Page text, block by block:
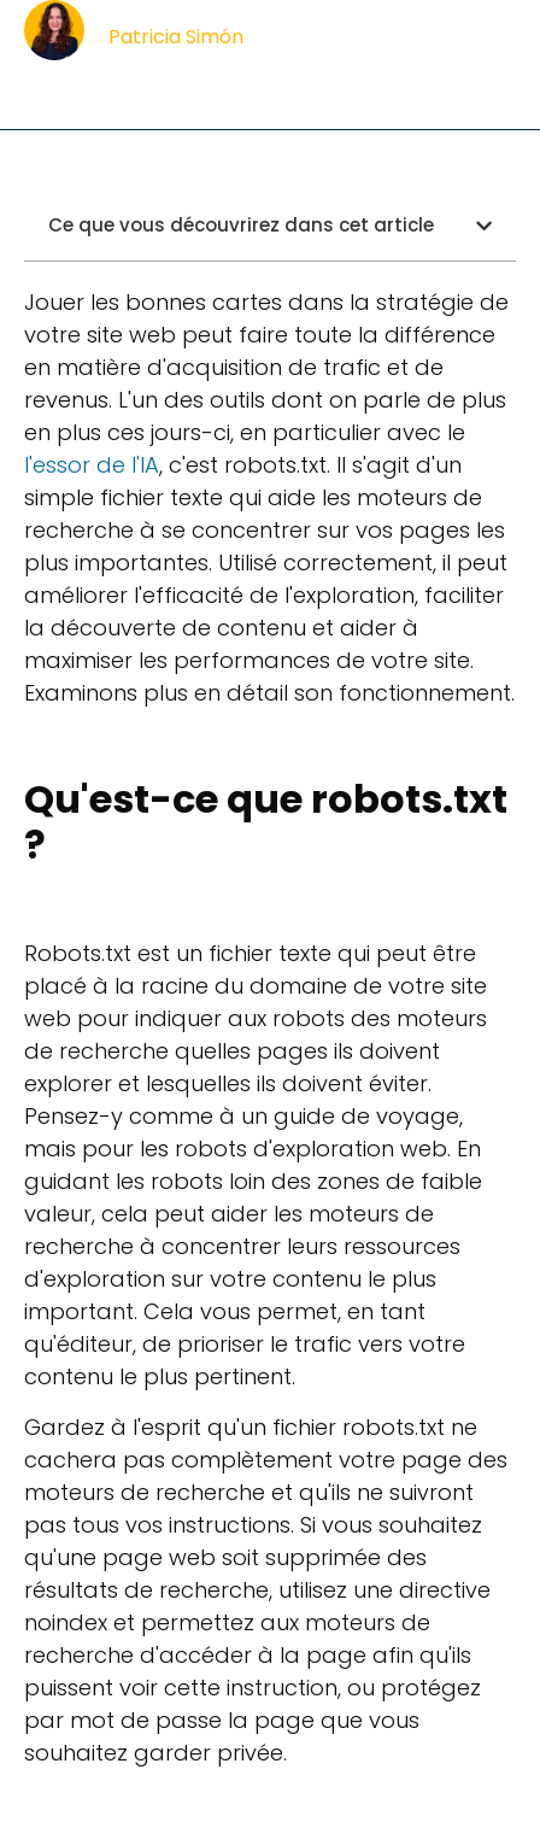
Patricia Simón
Ce que vous découvrirez dans cet article
Jouer les bonnes cartes dans la stratégie de
votre site web peut faire toute la différence
en matière d'acquisition de trafic et de
revenus. L'un des outils dont on parle de plus
en plus ces jours-ci, en particulier avec le
l'essor de l'IA, c'est robots.txt. Il s'agit d'un
simple fichier texte qui aide les moteurs de
recherche à se concentrer sur vos pages les
plus importantes. Utilisé correctement, il peut
améliorer l'efficacité de l'exploration, faciliter
la découverte de contenu et aider à
maximiser les performances de votre site.
Examinons plus en détail son fonctionnement.
Qu'est-ce que robots.txt
?
Robots.txt est un fichier texte qui peut être
placé à la racine du domaine de votre site
web pour indiquer aux robots des moteurs
de recherche quelles pages ils doivent
explorer et lesquelles ils doivent éviter.
Pensez-y comme à un guide de voyage,
mais pour les robots d'exploration web. En
guidant les robots loin des zones de faible
valeur, cela peut aider les moteurs de
recherche à concentrer leurs ressources
d'exploration sur votre contenu le plus
important. Cela vous permet, en tant
qu'éditeur, de prioriser le trafic vers votre
contenu le plus pertinent.
Gardez à l'esprit qu'un fichier robots.txt ne
cachera pas complètement votre page des
moteurs de recherche et qu'ils ne suivront
pas tous vos instructions. Si vous souhaitez
qu'une page web soit supprimée des
résultats de recherche, utilisez une directive
noindex et permettez aux moteurs de
recherche d'accéder à la page afin qu'ils
puissent voir cette instruction, ou protégez
par mot de passe la page que vous
souhaitez garder privée.